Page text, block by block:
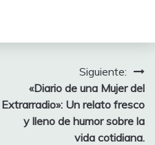
Siguiente:
«Diario de una Mujer del
Extrarradio»: Un relato fresco
y lleno de humor sobre la
vida cotidiana.